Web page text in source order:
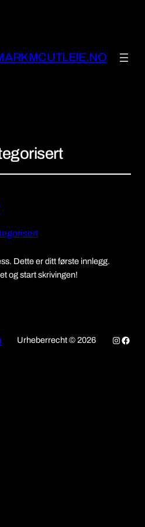
Dette er ditt første innlegg.
og start skrivingen!
Urheberrecht © 2026